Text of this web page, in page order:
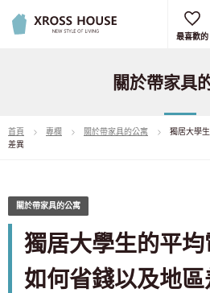
最喜歡的
關於帶家具
首頁 專欄 關於帶家具的公寓
獨居大學
差異
關於帶家具的公寓
獨居大學生的平均
如何省錢以及地區